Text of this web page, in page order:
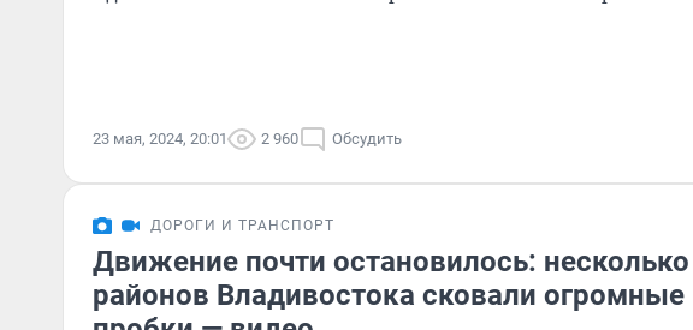
23 мая, 2024, 20:01 2 960 Обсудить
ДОРОГИ И ТРАНСПОРТ
Движение почти остановилось: несколько
районов Владивостока сковали огромные